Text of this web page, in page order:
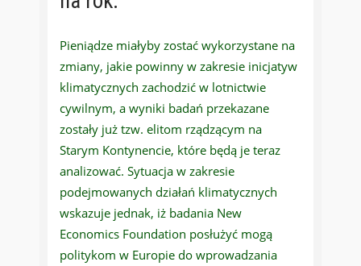
Pieniądze miałyby zostać wykorzystane na
zmiany, jakie powinny w zakresie inicjatyw
klimatycznych zachodzić w lotnictwie
cywilnym, a wyniki badań przekazane
zostały już tzw. elitom rządzącym na
Starym Kontynencie, które będą je teraz
analizować. Sytuacja w zakresie
podejmowanych działań klimatycznych
wskazuje jednak, iż badania New
Economics Foundation posłużyć mogą
politykom w Europie do wprowadzania